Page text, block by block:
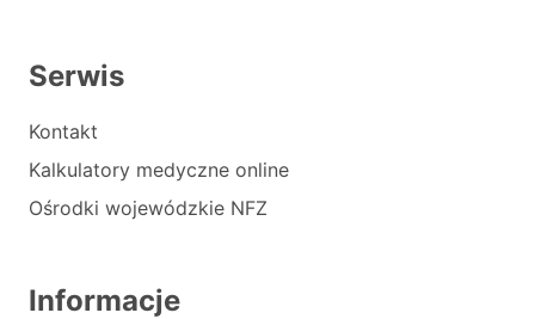
Serwis
Kontakt
Kalkulatory medyczne online
Ośrodki wojewódzkie NFZ
Informacje